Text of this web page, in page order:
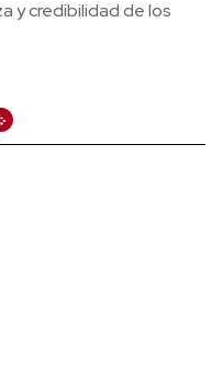
y credibilidad de los